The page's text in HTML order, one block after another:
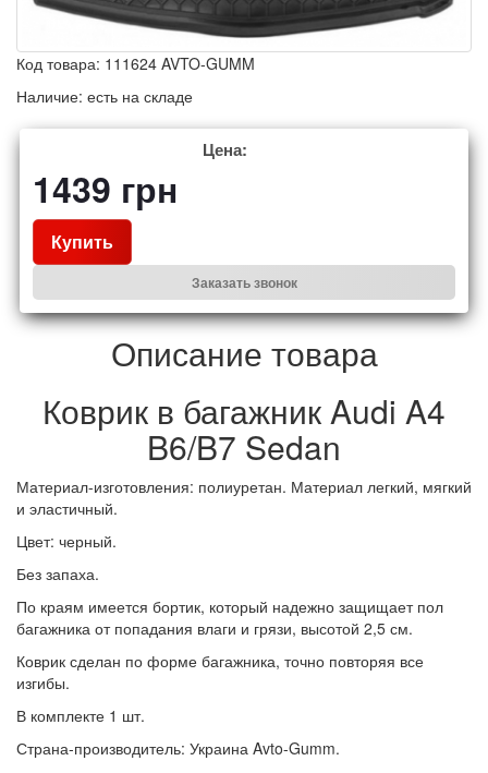
Код товара: 111624 AVTO-GUMM
Наличие: есть на складе
Цена:
1439 грн
Купить
Заказать звонок
Описание товара
Коврик в багажник Audi A4
B6/B7 Sedan
Материал-изготовления: полиуретан. Материал легкий, мягкий
и эластичный.
Цвет: черный.
Без запаха.
По краям имеется бортик, который надежно защищает пол
багажника от попадания влаги и грязи, высотой 2,5 см.
Коврик сделан по форме багажника, точно повторяя все
изгибы.
В комплекте 1 шт.
Страна-производитель: Украина Avto-Gumm.